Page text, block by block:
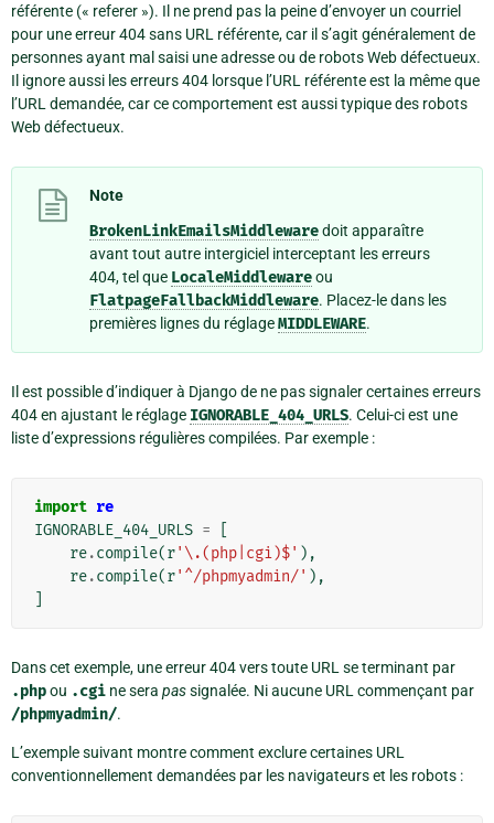
référente (« referer »). Il ne prend pas la peine d’envoyer un courriel
pour une erreur 404 sans URL référente, car il s’agit généralement de
personnes ayant mal saisi une adresse ou de robots Web défectueux.
Il ignore aussi les erreurs 404 lorsque l’URL référente est la même que
l’URL demandée, car ce comportement est aussi typique des robots
Web défectueux.
Note
BrokenLinkEmailsMiddlewaredoit apparaître
avant tout autre intergiciel interceptant les erreurs
404, tel que LocaleMiddlewareou
FlatpageFallbackMiddleware. Placez-le dans les
premières lignes du réglageMIDDLEWARE.
Il est possible d’indiquer à Django de ne pas signaler certaines erreurs
404 en ajustant le réglage IGNORABLE_404_URLS. Celui-ci est une
liste d’expressions régulières compilées. Par exemple :
import re
IGNORABLE_404_URLS =
re.compile(r'\.(php|cgi)$' ),
re.compile(r'^/phpmyadmin/' ),
Dans cet exemple, une erreur 404 vers toute URL se terminant par
.phpou .cgi ne sera passignalée. Ni aucune URL commençant par
/phpmyadmin/.
L’exemple suivant montre comment exclure certaines URL
conventionnellement demandées par les navigateurs et les robots :